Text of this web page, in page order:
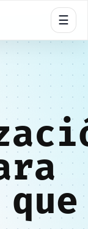
☰